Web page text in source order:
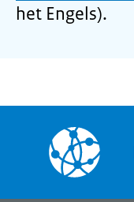
het Engels).